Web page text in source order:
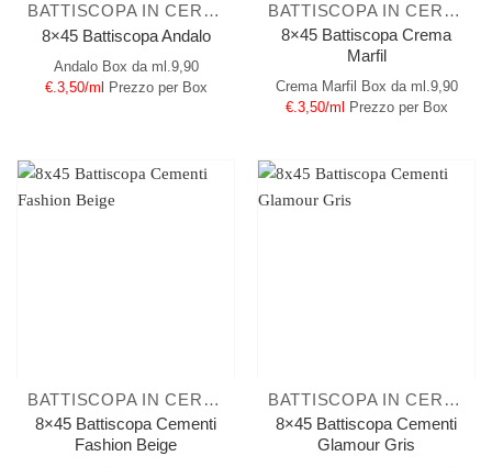
BATTISCOPA IN CERAMICA
8×45 Battiscopa Andalo
Andalo Box da ml.9,90
€.3,50/ml
Prezzo per Box
BATTISCOPA IN CERAMICA
8×45 Battiscopa Crema
Marfil
Crema Marfil
Box da ml.9,90
€.3,50/ml
Prezzo per Box
BATTISCOPA IN CERAMICA
8×45 Battiscopa Cementi
Fashion Beige
BATTISCOPA IN CERAMICA
8×45 Battiscopa Cementi
Glamour Gris